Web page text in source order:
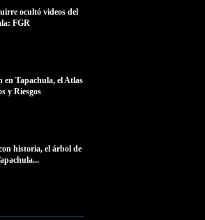
ocultó videos del
FGR
en Tapachula, el Atlas
y Riesgos
historia, el árbol de